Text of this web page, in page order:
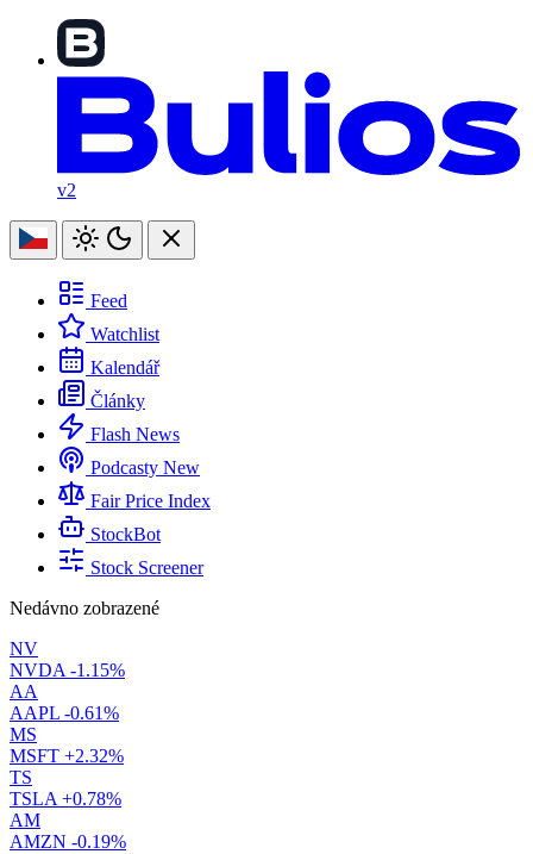
v2
Feed
Watchlist
Kalendář
Články
Flash News
Podcasty New
Fair Price Index
StockBot
Stock Screener
Nedávno zobrazené
NV
NVDA -1.15%
AA
AAPL -0.61%
MS
MSFT +2.32%
TS
TSLA +0.78%
AM
AMZN -0.19%